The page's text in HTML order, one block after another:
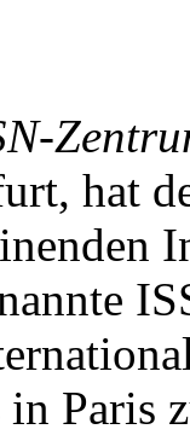
hat
Paris